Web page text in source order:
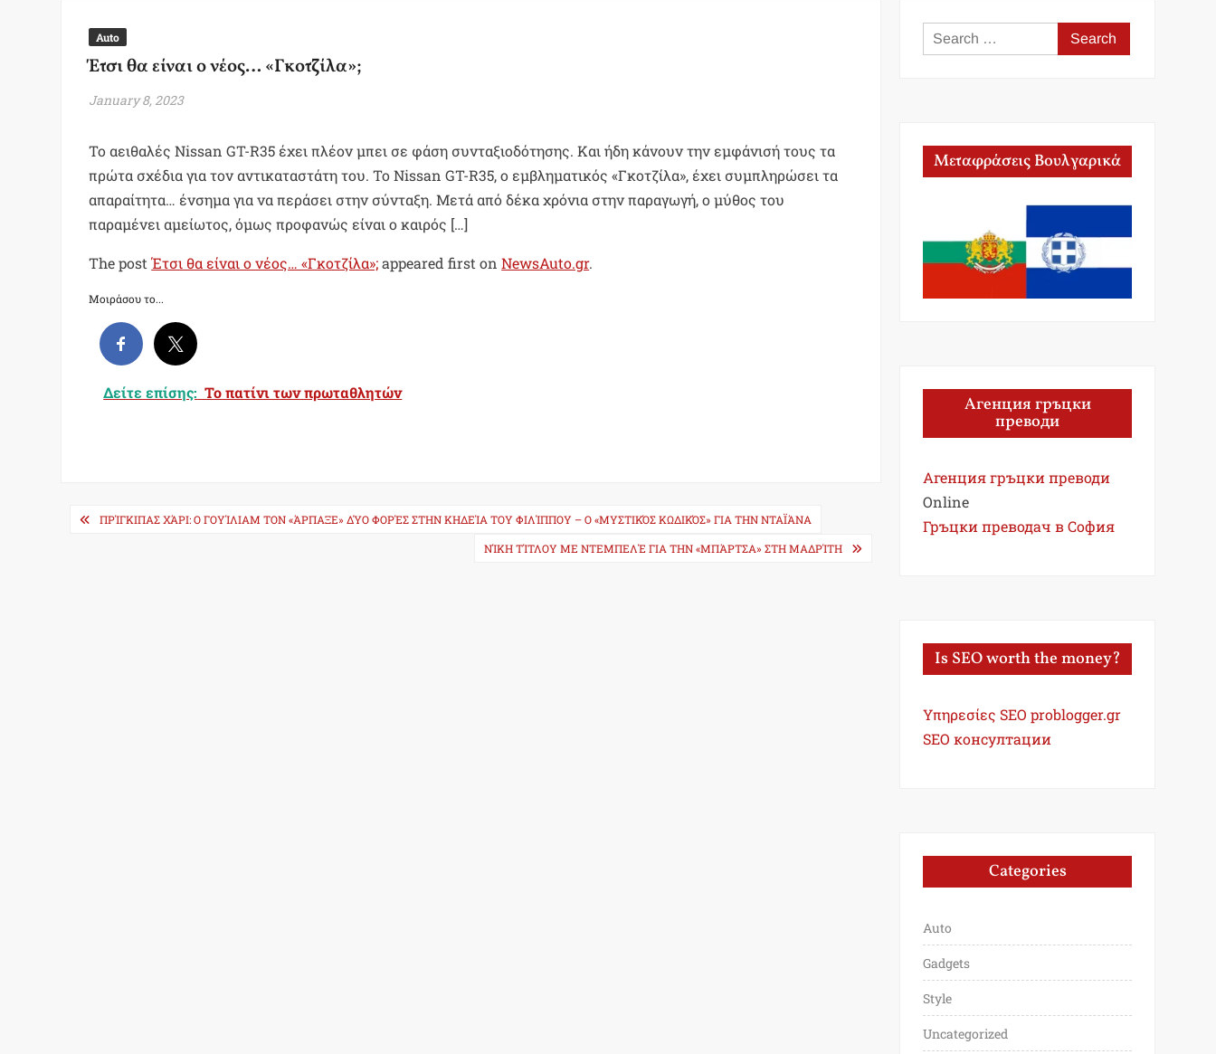
Auto
Έτσι θα είναι ο νέος… «Γκοτζίλα»;
January 8, 2023
Το αειθαλές Nissan GT-R35 έχει πλέον μπει σε φάση συνταξιοδότησης. Και ήδη κάνουν την εμφάνισή τους τα
πρώτα σχέδια για τον αντικαταστάτη του. Το Nissan GT-R35, o εμβληματικός «Γκοτζίλα», έχει συμπληρώσει τα
απαραίτητα… ένσημα για να περάσει στην σύνταξη. Μετά από δέκα χρόνια στην παραγωγή, ο μύθος του
παραμένει αμείωτος, όμως προφανώς είναι ο καιρός […]
The postΈτσι θα είναι ο νέος… «Γκοτζίλα»;appeared first onNewsAuto.gr.
Μοιράσου το...
Δείτε επίσης: Το πατίνι των πρωταθλητών
PostΠΡΊΓΚΙΠΑΣ ΧΆΡΙ: Ο ΓΟΥΊΛΙΑΜ ΤΟΝ «ΆΡΠΑΞΕ» ΔΎΟ ΦΟΡΈΣ ΣΤΗΝ ΚΗΔΕΊΑ ΤΟΥ ΦΙΛΊΠΠΟΥ – Ο «ΜΥΣΤΙΚΌΣ ΚΩΔΙΚΌΣ» ΓΙΑ ΤΗΝ ΝΤΑΪΆΝΑ
ΝΊΚΗ ΤΊΤΛΟΥ ΜΕ ΝΤΕΜΠΕΛΈ ΓΙΑ ΤΗΝ «ΜΠΆΡΤΣΑ» ΣΤΗ ΜΑΔΡΊΤΗ
Search
for:
Μεταφράσεις Βουλγαρικά
Агенция гръцки
преводи
Агенция гръцки преводи
Online
Гръцки преводач в София
Is SEO worth the money?
Υπηρεσίες SEO problogger.gr
SEO консултации
Categories
Auto
Gadgets
Style
Uncategorized